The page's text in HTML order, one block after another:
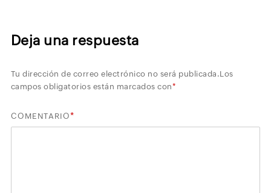
Deja una respuesta
Tu dirección de correo electrónico no será publicada.Los
campos obligatorios están marcados con*
COMENTARIO*